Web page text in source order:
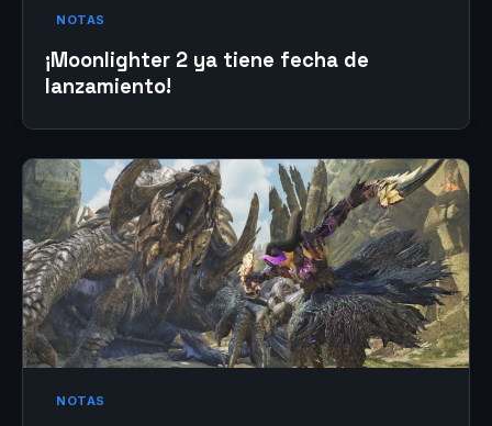
NOTAS
¡Moonlighter 2 ya tiene fecha de
lanzamiento!
NOTAS